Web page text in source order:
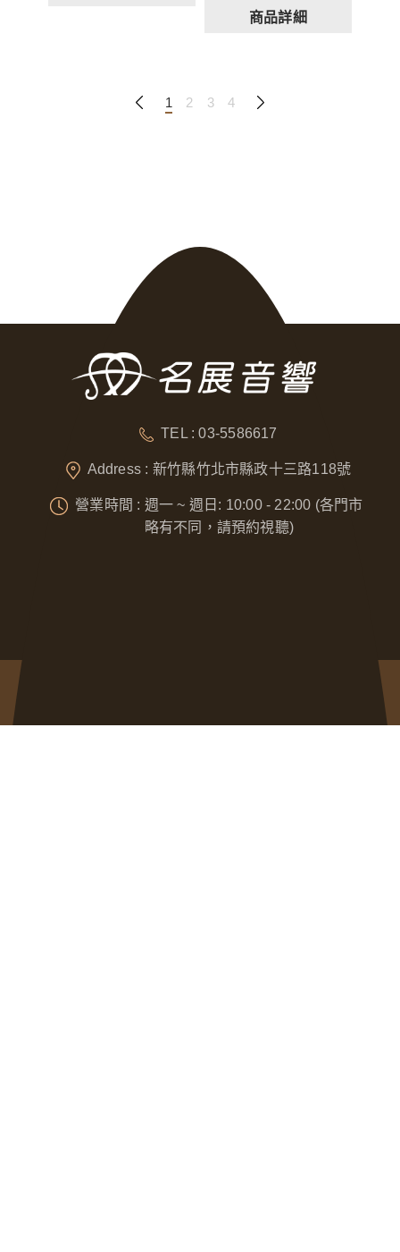
商品詳細
1 2 3 4
TEL : 03-5586617
Address : 新竹縣竹北市縣政十三路118號
營業時間 : 週一 ~ 週日: 10:00 - 22:00 (各門市
略有不同，請預約視聽)
Designed by
營業人名稱 : 奈威科技有限公司